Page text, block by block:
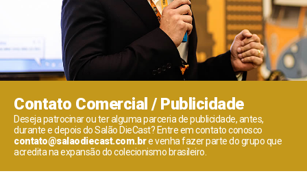
Contato Comercial / Publicidade
Deseja patrocinar ou ter alguma parceria de publicidade, antes,
durante e depois do Salão DieCast? Entre em contato conosco
contato@salaodiecast.com.bre venha fazer parte do grupo que
acredita na expansão do colecionismo brasileiro.